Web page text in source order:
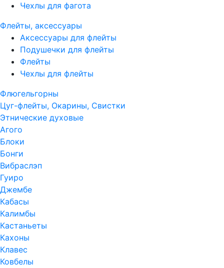
Чехлы для фагота
Флейты, аксессуары
Аксессуары для флейты
Подушечки для флейты
Флейты
Чехлы для флейты
Флюгельгорны
Цуг-флейты, Окарины, Свистки
Этнические духовые
Агого
Блоки
Бонги
Вибраслэп
Гуиро
Джембе
Кабасы
Калимбы
Кастаньеты
Кахоны
Клавес
Ковбелы